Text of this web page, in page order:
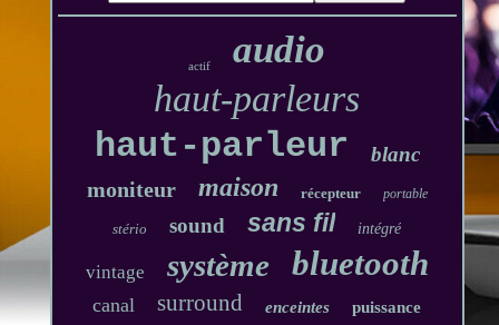
actif audio
haut-parleurs
haut-parleur
blanc
moniteur maison récepteur portable
stério sound sans fil intégré
vintage système bluetooth
canal surround enceintes puissance